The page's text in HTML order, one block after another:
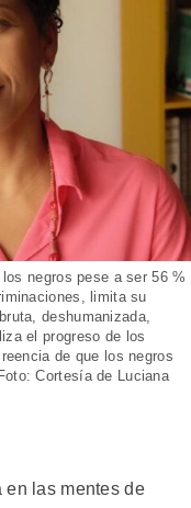
negros pese a ser 56 %
limita su
deshumanizada,
el progreso de los
de que los negros
Cortesía de Luciana
en las mentes de